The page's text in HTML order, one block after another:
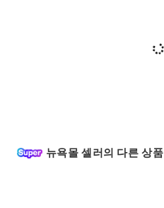
뉴욕몰 셀러의 다른 상품